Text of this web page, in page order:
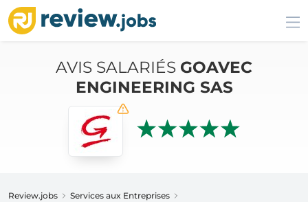
AVIS SALARIÉS GOAVEC
ENGINEERING SAS
Review.jobs
Services aux Entreprises